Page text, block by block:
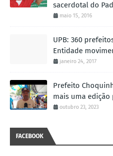
sacerdotal do
maio 15, 2016
UPB: 360
Entidade
janeiro 24, 2017
Prefeito
mais uma edição
outubro 23, 2023
FACEBOOK